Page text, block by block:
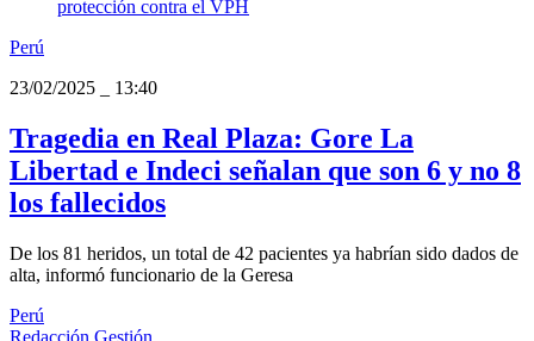
Perú
23/02/2025
13:40
Tragedia en Real Plaza: Gore La
Libertad e Indeci señalan que son 6 y no 8
los fallecidos
De los 81 heridos, un total de 42 pacientes ya habrían sido dados de
alta, informó funcionario de la Geresa
Perú
Redacción Gestión